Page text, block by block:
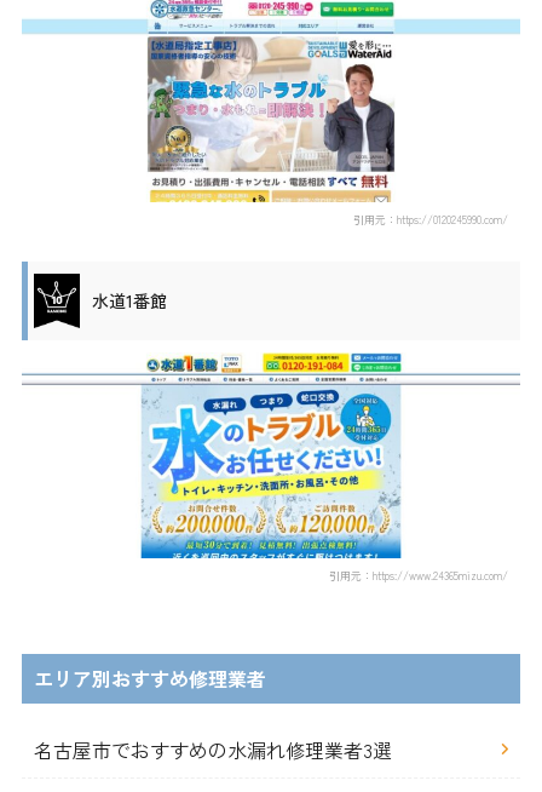
引用元：https://0120245990.com/
水道1番館
引用元：https://www.24365mizu.com/
エリア別おすすめ修理業者
名古屋市でおすすめの水漏れ修理業者3選